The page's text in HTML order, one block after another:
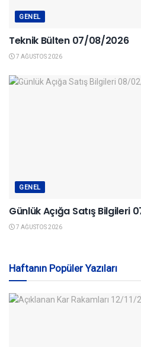
GENEL
Teknik Bülten 07/08/2026
7 AĞUSTOS 2026
GENEL
Günlük Açığa Satış Bilgileri
7 AĞUSTOS 2026
Haftanın Popüler Yazıları